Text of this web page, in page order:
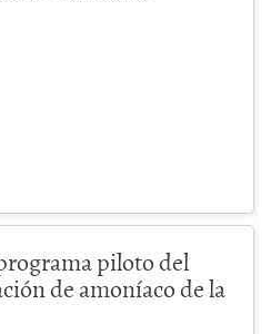
piloto del
de amoníaco de la